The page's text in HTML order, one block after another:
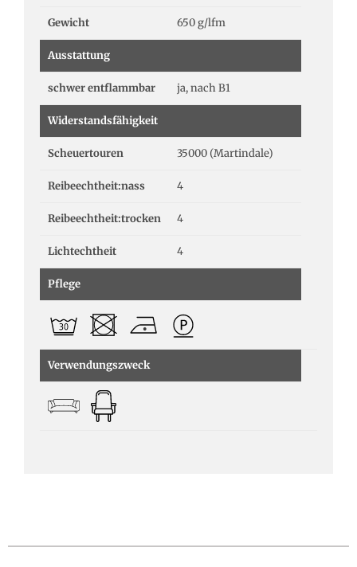
Gewicht 650 g/lfm
Ausstattung
schwer entflammbar ja, nach B1
Widerstandsfähigkeit
Scheuertouren 35000 (Martindale)
Reibeechtheit:nass 4
Reibeechtheit:trocken 4
Lichtechtheit 4
Pflege
Verwendungszweck